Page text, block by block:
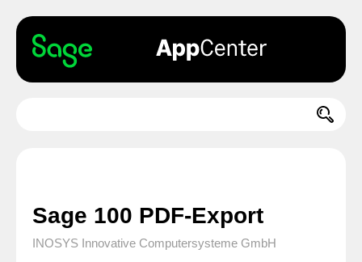
Sage 100 PDF-Export
INOSYS Innovative Computersysteme GmbH